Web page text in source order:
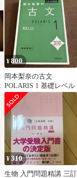
¥800
岡本梨奈の古文
POLARIS 1 基礎レベル
¥310
生物 入門問題精講 三訂